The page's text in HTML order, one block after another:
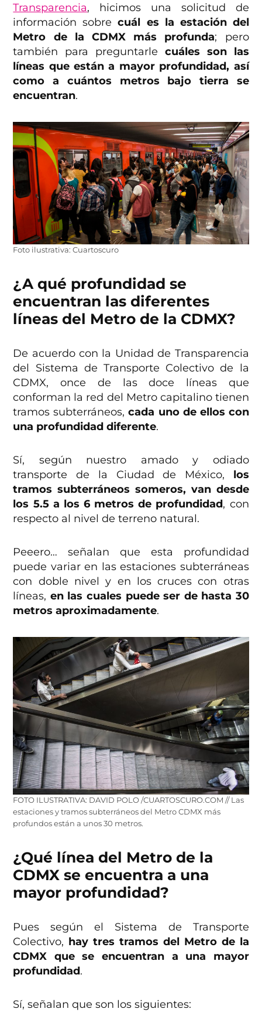
Transparencia, hicimos una solicitud de
información sobrecuál es la estación del
Metro de la CDMX más profunda; pero
también para preguntarle cuáles son las
líneas que están a mayor profundidad, así
como a cuántos metros bajo tierra se
encuentran.
Foto ilustrativa: Cuartoscuro
¿A qué profundidad se
encuentran las diferentes
líneas del Metro de la CDMX?
De acuerdo con la Unidad de Transparencia
del Sistema de Transporte Colectivo de la
CDMX, once de las doce líneas que
conforman la red del Metro capitalino tienen
tramos subterráneos, cada uno de ellos con
una profundidad diferente.
Sí, según nuestro amado y odiado
transporte de la Ciudad de México, los
tramos subterráneos someros, van desde
los 5.5 a los 6 metros de profundidad, con
respecto al nivel de terreno natural.
Peeero… señalan que esta profundidad
puede variar en las estaciones subterráneas
con doble nivel y en los cruces con otras
líneas, en las cuales puede ser de hasta 30
metros aproximadamente.
FOTO ILUSTRATIVA: DAVID POLO /CUARTOSCURO.COM // Las
estaciones y tramos subterráneos del Metro CDMX más
profundos están a unos 30 metros.
¿Qué línea del Metro de la
CDMX se encuentra a una
mayor profundidad?
Pues según el Sistema de Transporte
Colectivo, hay tres tramos del Metro de la
CDMX que se encuentran a una mayor
profundidad.
Sí, señalan que son los siguientes: